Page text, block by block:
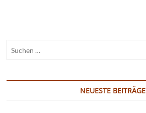
NEUESTE BEITRÄGE